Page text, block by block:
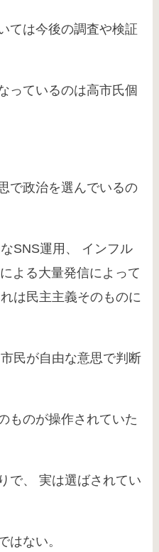
ては今後の調査や検証
っているのは高市氏個
で政治を選んでいるの
SNS運用、 インフル
よる大量発信によって
は民主主義そのものに
民が自由な意思で判断
ものが操作されていた
で、 実は選ばされてい
はない。